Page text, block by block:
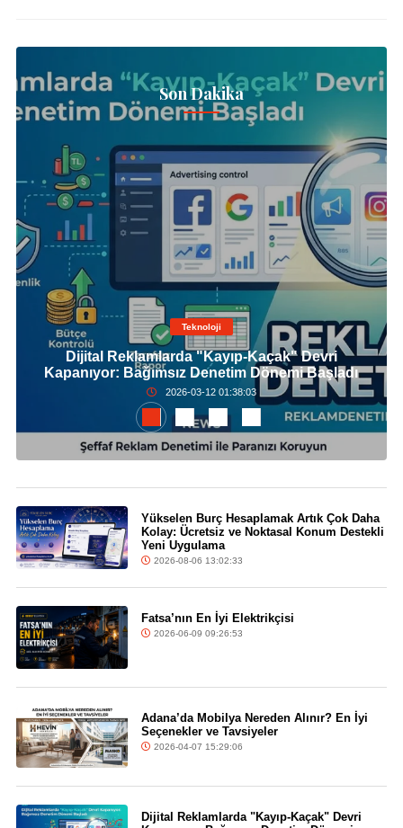
Son Dakika
Teknoloji
Dijital Reklamlarda "Kayıp-Kaçak" Devri
Kapanıyor: Bağımsız Denetim Dönemi Başladı
2026-03-12 01:38:03
Yükselen Burç Hesaplamak Artık Çok Daha
Kolay: Ücretsiz ve Noktasal Konum Destekli
Yeni Uygulama
2026-08-06 13:02:33
Fatsa’nın En İyi Elektrikçisi
2026-06-09 09:26:53
Adana’da Mobilya Nereden Alınır? En İyi
Seçenekler ve Tavsiyeler
2026-04-07 15:29:06
Dijital Reklamlarda "Kayıp-Kaçak" Devri